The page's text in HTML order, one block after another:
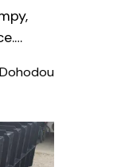
Dohodou